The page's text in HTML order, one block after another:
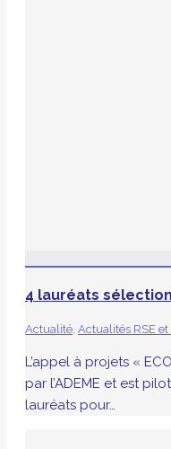
4 lauréats
Actualité Actualités RSE
L’appel à projets «
par l’ADEME et est
lauréats pour…